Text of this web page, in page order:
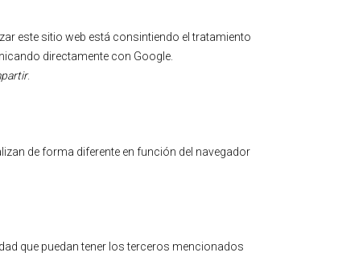
este sitio web está consintiendo el tratamiento
directamente con Google.
.
de forma diferente en función del navegador
que puedan tener los terceros mencionados